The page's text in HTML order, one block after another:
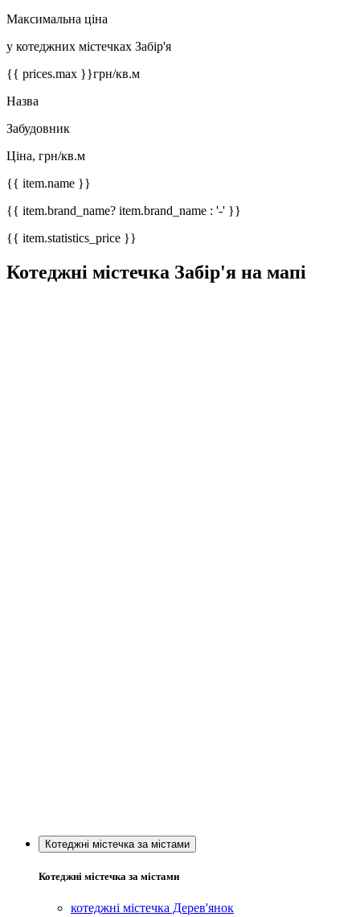
Максимальна ціна
у котеджних містечках Забір'я
{{ prices.max }}грн/кв.м
Назва
Забудовник
Ціна, грн/кв.м
{{ item.name }}
{{ item.brand_name? item.brand_name : '-' }}
{{ item.statistics_price }}
Котеджні містечка Забір'я на мапі
Котеджні містечка за містами
Котеджні містечка за містами
котеджні містечка Дерев'янок